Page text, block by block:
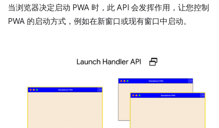
当浏览器决定启动 PWA 时，此 API 会发挥作用，让您控制
PWA 的启动方式，例如在新窗口或现有窗口中启动。